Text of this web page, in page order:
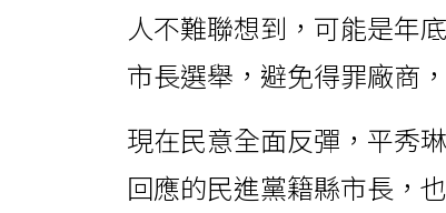
人不難聯想到，可能是年
市長選舉，避免得罪廠商
現在民意全面反彈，平秀
回應的民進黨籍縣市長，